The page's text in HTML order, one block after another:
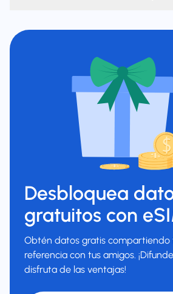
Desbloquea
gratuitos con
Obtén datos gratis compartiendo
referencia con tus amigos.
disfruta de las ventajas!